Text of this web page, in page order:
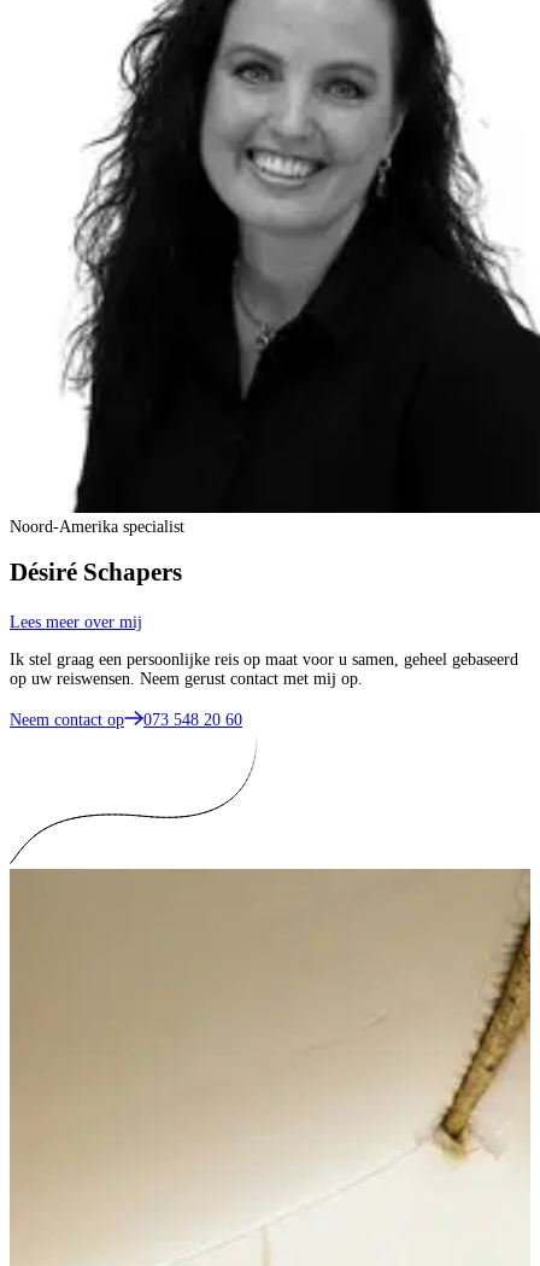
Noord-Amerika specialist
Désiré Schapers
Lees meer over mij
Ik stel graag een persoonlijke reis op maat voor u samen, geheel gebaseerd
op uw reiswensen. Neem gerust contact met mij op.
Neem contact op 073 548 20 60